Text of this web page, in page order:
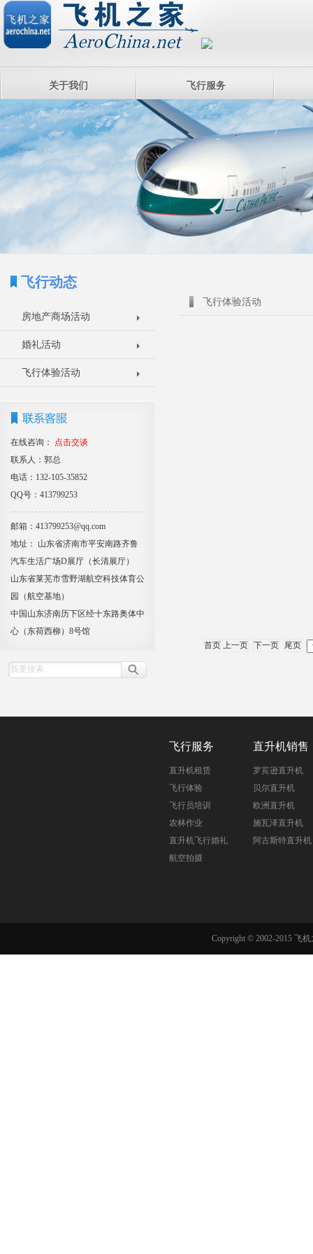
关于我们 飞行服务
飞行动态
房地产商场活动
婚礼活动
飞行体验活动
在线咨询：
点击交谈
联系人：郭总
电话：132-105-35852
QQ号：413799253
邮箱：413799253@qq.com
地址： 山东省济南市平安南路齐鲁
汽车生活广场D展厅（长清展厅）
山东省莱芜市雪野湖航空科技体育公
园（航空基地）
中国山东济南历下区经十东路奥体中
心（东荷西柳）8号馆
飞行体验活动
首页 上一页 下一页 尾页
飞行服务
直升机租赁
飞行体验
飞行员培训
农林作业
直升机飞行婚礼
航空拍摄
直升机销售
罗宾逊直升机
贝尔直升机
欧洲直升机
施瓦泽直升机
阿古斯特直升机
Copyright © 2002-2015 飞